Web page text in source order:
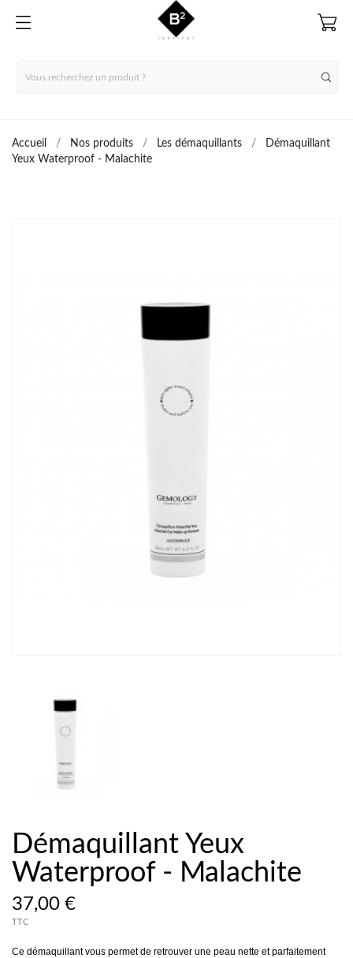
Accueil Nos produits Les démaquillants
Démaquillant
Yeux Waterproof - Malachite
Démaquillant Yeux
Waterproof - Malachite
37,00 €
TTC
Ce démaquillant vous permet de retrouver une peau nette et parfaitement